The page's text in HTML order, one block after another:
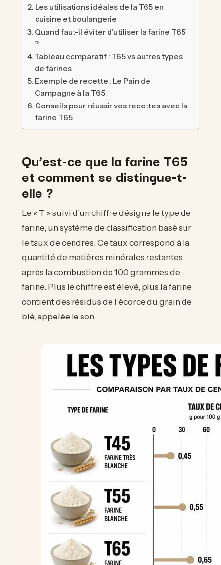
Les utilisations idéales de la T65 en
cuisine et boulangerie
Quand faut-il éviter d’utiliser la farine T65
?
Tableau comparatif : T65 vs autres types
de farines
Exemple de recette : Le Pain de
Campagne à la T65
Conseils pour réussir vos recettes avec la
farine T65
Qu’est-ce que la farine T65
et comment se distingue-t-
elle ?
Le « T » suivi d’un chiffre désigne le type de
farine, un système de classification basé sur
le taux de cendres. Ce taux correspond à la
quantité de matières minérales restantes
après la combustion de 100 grammes de
farine. Plus le chiffre est élevé, plus la farine
contient des résidus de l’écorce du grain de
blé, appelée le son.